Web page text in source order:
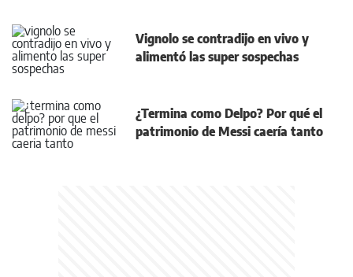
Vignolo se contradijo en vivo y
alimentó las super sospechas
¿Termina como Delpo? Por qué el
patrimonio de Messi caería tanto